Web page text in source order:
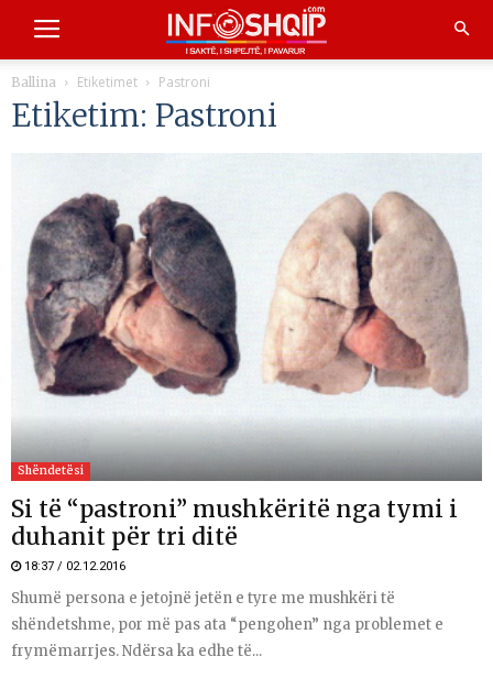
Ballina Etiketimet Pastroni
Etiketim: Pastroni
Shëndetësi
Si të “pastroni” mushkëritë nga tymi i
duhanit për tri ditë
18:37 / 02.12.2016
Shumë persona e jetojnë jetën e tyre me mushkëri të
shëndetshme, por më pas ata “pengohen” nga problemet e
frymëmarrjes. Ndërsa ka edhe të...